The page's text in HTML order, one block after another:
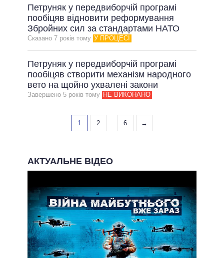
Петруняк у передвиборчій програмі
пообіцяв відновити реформування
Збройних сил за стандартами НАТО
Сказано 7 рокiв тому У ПРОЦЕСІ
Петруняк у передвиборчій програмі
пообіцяв створити механізм народного
вето на щойно ухвалені закони
Завершено 5 рокiв тому НЕ ВИКОНАНО
1 2 ... 6 →
АКТУАЛЬНЕ ВІДЕО